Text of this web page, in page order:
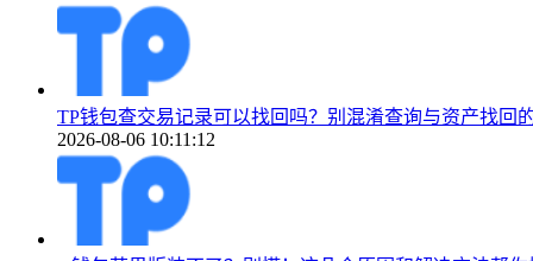
TP钱包查交易记录可以找回吗？别混淆查询与资产找回
2026-08-06 10:11:12